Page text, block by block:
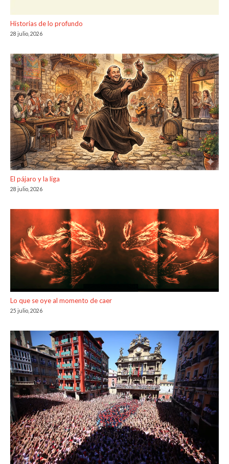
Historias de lo profundo
28 julio, 2026
El pájaro y la liga
28 julio, 2026
Lo que se oye al momento de caer
25 julio, 2026